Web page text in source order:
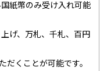
紙幣のみ受け入れ可能
げ、万札、千札、百円
くことが可能です。